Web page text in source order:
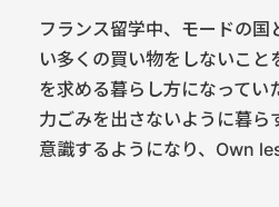
フランス留学中、モードの
い多くの買い物をしないこと
を求める暮らし方になって
力ごみを出さないように暮
意識するようになり、Own